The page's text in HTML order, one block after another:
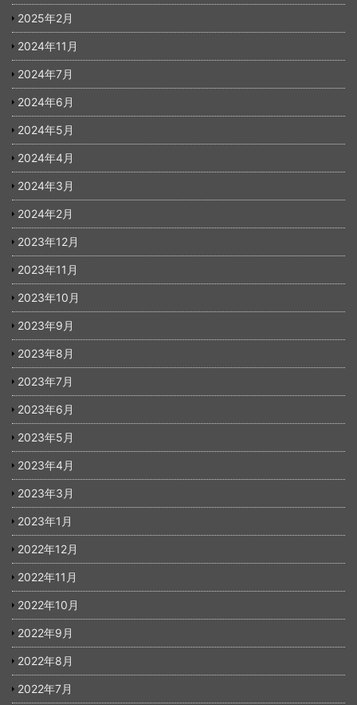
2025年2月
2024年11月
2024年7月
2024年6月
2024年5月
2024年4月
2024年3月
2024年2月
2023年12月
2023年11月
2023年10月
2023年9月
2023年8月
2023年7月
2023年6月
2023年5月
2023年4月
2023年3月
2023年1月
2022年12月
2022年11月
2022年10月
2022年9月
2022年8月
2022年7月